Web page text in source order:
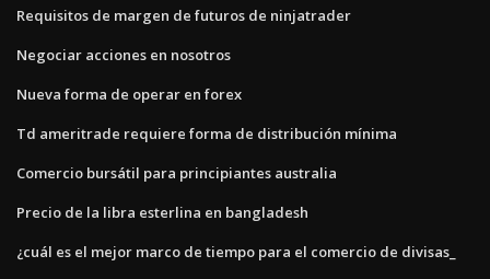
Requisitos de margen de futuros de ninjatrader
Negociar acciones en nosotros
Nueva forma de operar en forex
Td ameritrade requiere forma de distribución mínima
Comercio bursátil para principiantes australia
Precio de la libra esterlina en bangladesh
¿cuál es el mejor marco de tiempo para el comercio de divisas_